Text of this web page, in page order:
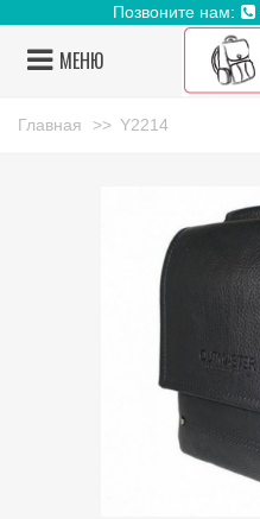
Позвоните нам:
МЕНЮ
Главная >> Y2214